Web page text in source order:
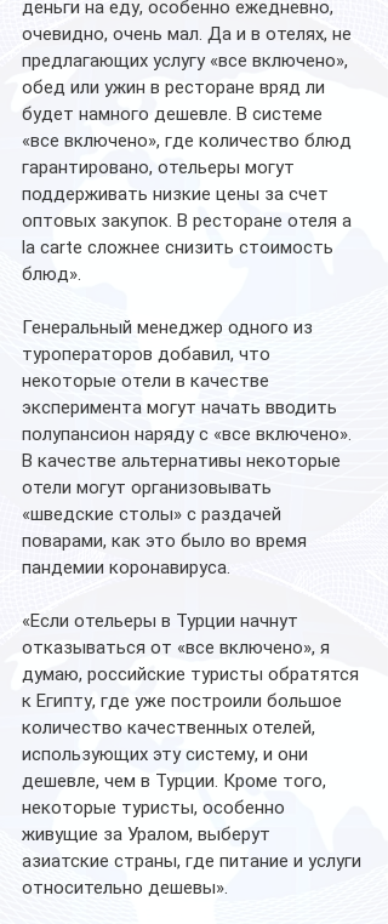
деньги на еду, особенно ежедневно,
очевидно, очень мал. Да и в отелях, не
предлагающих услугу «все включено»,
обед или ужин в ресторане вряд ли
будет намного дешевле. В системе
«все включено», где количество блюд
гарантировано, отельеры могут
поддерживать низкие цены за счет
оптовых закупок. В ресторане отеля a
la carte сложнее снизить стоимость
блюд».
Генеральный менеджер одного из
туроператоров добавил, что
некоторые отели в качестве
эксперимента могут начать вводить
полупансион наряду с «все включено».
В качестве альтернативы некоторые
отели могут организовывать
«шведские столы» с раздачей
поварами, как это было во время
пандемии коронавируса.
«Если отельеры в Турции начнут
отказываться от «все включено», я
думаю, российские туристы обратятся
к Египту, где уже построили большое
количество качественных отелей,
использующих эту систему, и они
дешевле, чем в Турции. Кроме того,
некоторые туристы, особенно
живущие за Уралом, выберут
азиатские страны, где питание и услуги
относительно дешевы».